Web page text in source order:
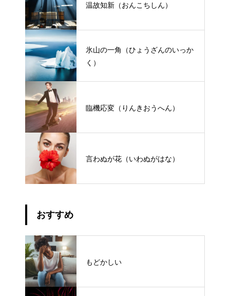
温故知新（おんこちしん）
氷山の一角（ひょうざんのいっか
く）
臨機応変（りんきおうへん）
言わぬが花（いわぬがはな）
おすすめ
もどかしい